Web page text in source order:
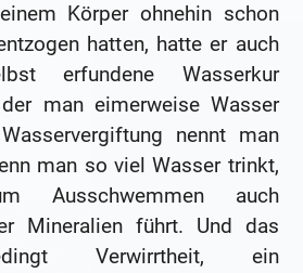
Körper ohnehin schon
hatten, hatte er auch
erfundene Wasserkur
man eimerweise Wasser
nennt man
man so viel Wasser trinkt,
Ausschwemmen auch
Mineralien führt. Und das
Verwirrtheit, ein